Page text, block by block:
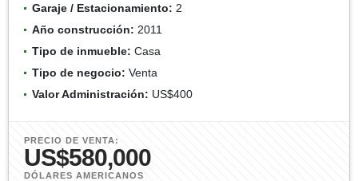
Garaje / Estacionamiento: 2
Año construcción: 2011
Tipo de inmueble: Casa
Tipo de negocio: Venta
Valor Administración: US$400
PRECIO DE VENTA:
US$580,000
DÓLARES AMERICANOS